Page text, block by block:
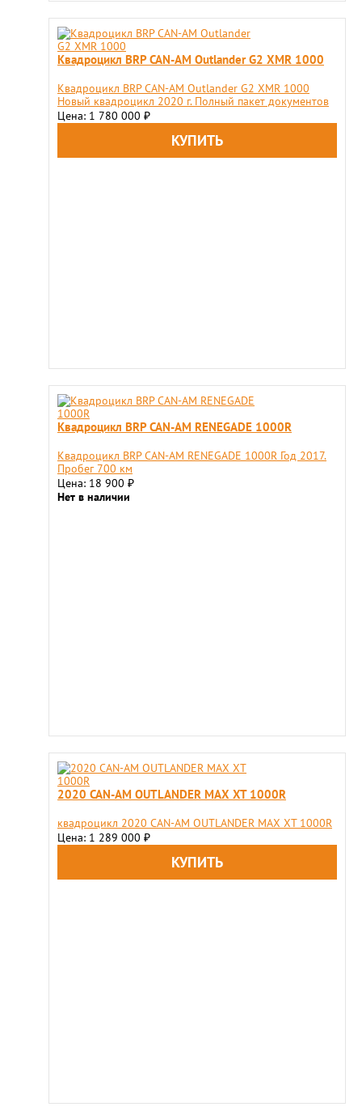
Квадроцикл BRP CAN-AM Outlander G2 XMR 1000
Квадроцикл BRP CAN-AM Outlander G2 XMR 1000
Новый квадроцикл 2020 г. Полный пакет документов
Цена: 1 780 000 ₽
Квадроцикл BRP CAN-AM RENEGADE 1000R
Квадроцикл BRP CAN-AM RENEGADE 1000R Год 2017.
Пробег 700 км
Цена: 18 900 ₽
Нет в наличии
2020 CAN-AM OUTLANDER MAX XT 1000R
квадроцикл 2020 CAN-AM OUTLANDER MAX XT 1000R
Цена: 1 289 000 ₽